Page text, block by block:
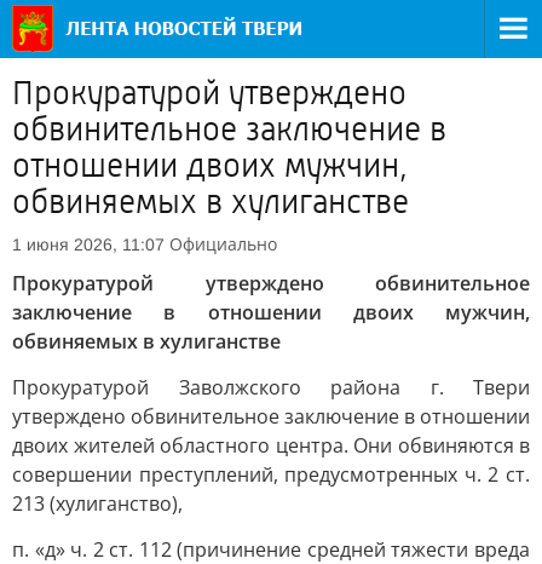
Прокуратурой утверждено
обвинительное заключение в
отношении двоих мужчин,
обвиняемых в хулиганстве
1 июня 2026, 11:07 Официально
Прокуратурой утверждено обвинительное
заключение в отношении двоих мужчин,
обвиняемых в хулиганстве
Прокуратурой Заволжского района г. Твери
утверждено обвинительное заключение в отношении
двоих жителей областного центра. Они обвиняются в
совершении преступлений, предусмотренных ч. 2 ст.
213 (хулиганство),
п. «д» ч. 2 ст. 112 (причинение средней тяжести вреда